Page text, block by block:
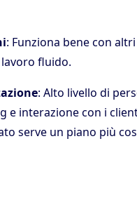
: Funziona bene con
fluido.
: Alto livello di
e interazione con i
serve un piano più